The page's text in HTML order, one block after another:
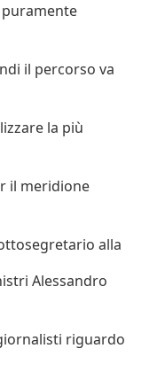
il percorso va
la più
il meridione
alla
Alessandro
riguardo